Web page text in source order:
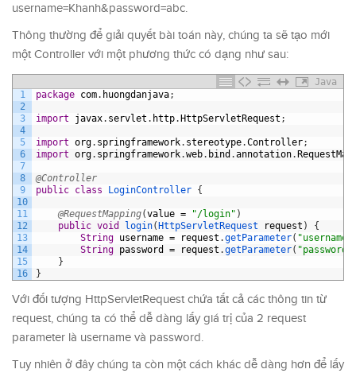
username=Khanh&password=abc.
Thông thường để giải quyết bài toán này, chúng ta sẽ tạo mới
một Controller với một phương thức có dạng như sau:
Java
1
2
3
4
5
6
7
8
9
10
11
12
13
14
15
16
package com. huongdanjava;
import javax. servlet . http.HttpServletRequest ;
import org. springframework. stereotype.Controller;
import org. springframework.web. bind .annotation.
@Controller
public class LoginController {
@RequestMapping(value = "/login" )
public void login(HttpServletRequest request )
{
String username = request .getParameter( "username"
String password = request .getParameter( "password"
}
}
Với đối tượng HttpServletRequest chứa tất cả các thông tin từ
request, chúng ta có thể dễ dàng lấy giá trị của 2 request
parameter là username và password.
Tuy nhiên ở đây chúng ta còn một cách khác dễ dàng hơn để lấy